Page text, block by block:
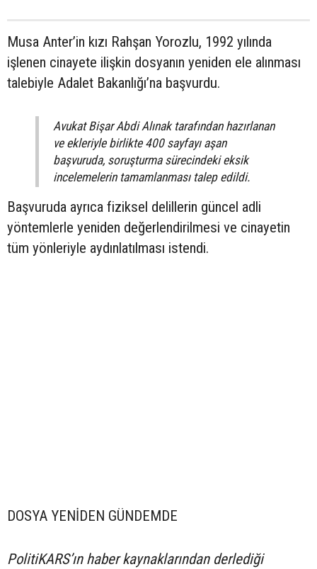
Musa Anter’in kızı Rahşan Yorozlu, 1992 yılında
işlenen cinayete ilişkin dosyanın yeniden ele alınması
talebiyle Adalet Bakanlığı’na başvurdu.
Avukat Bişar Abdi Alınak tarafından hazırlanan
ve ekleriyle birlikte 400 sayfayı aşan
başvuruda, soruşturma sürecindeki eksik
incelemelerin tamamlanması talep edildi.
Başvuruda ayrıca fiziksel delillerin güncel adli
yöntemlerle yeniden değerlendirilmesi ve cinayetin
tüm yönleriyle aydınlatılması istendi.
DOSYA YENİDEN GÜNDEMDE
PolitiKARS’ın haber kaynaklarından derlediği